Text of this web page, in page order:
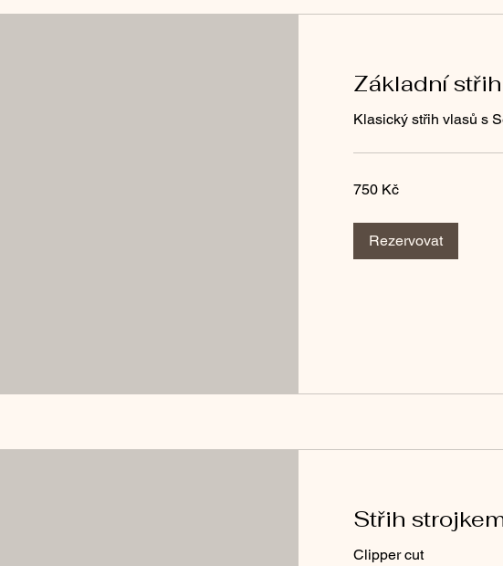
Základní
Klasický střih vlasů s
českých
750 Kč
Rezervovat
Střih
Clipper cut